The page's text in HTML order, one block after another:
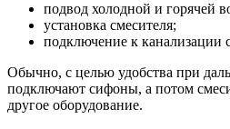
подвод холодной и горячей
установка смесителя;
подключение к канализации
Обычно, с целью удобства при
подключают сифоны, а потом
другое оборудование.